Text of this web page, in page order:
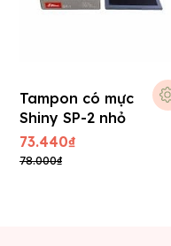
Tampon có mực
Shiny SP-2 nhỏ
73.440₫
78.000₫